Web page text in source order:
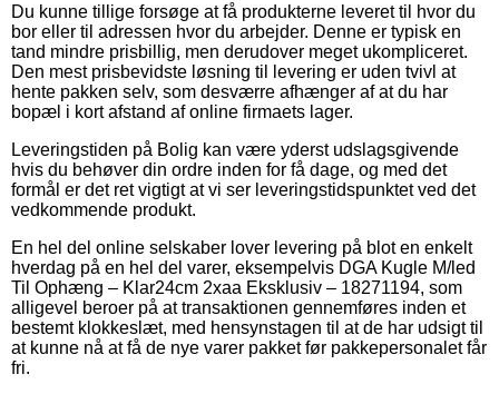
Du kunne tillige forsøge at få produkterne leveret til hvor du
bor eller til adressen hvor du arbejder. Denne er typisk en
tand mindre prisbillig, men derudover meget ukompliceret.
Den mest prisbevidste løsning til levering er uden tvivl at
hente pakken selv, som desværre afhænger af at du har
bopæl i kort afstand af online firmaets lager.
Leveringstiden på Bolig kan være yderst udslagsgivende
hvis du behøver din ordre inden for få dage, og med det
formål er det ret vigtigt at vi ser leveringstidspunktet ved det
vedkommende produkt.
En hel del online selskaber lover levering på blot en enkelt
hverdag på en hel del varer, eksempelvis DGA Kugle M/led
Til Ophæng – Klar24cm 2xaa Eksklusiv – 18271194, som
alligevel beroer på at transaktionen gennemføres inden et
bestemt klokkeslæt, med hensynstagen til at de har udsigt til
at kunne nå at få de nye varer pakket før pakkepersonalet får
fri.